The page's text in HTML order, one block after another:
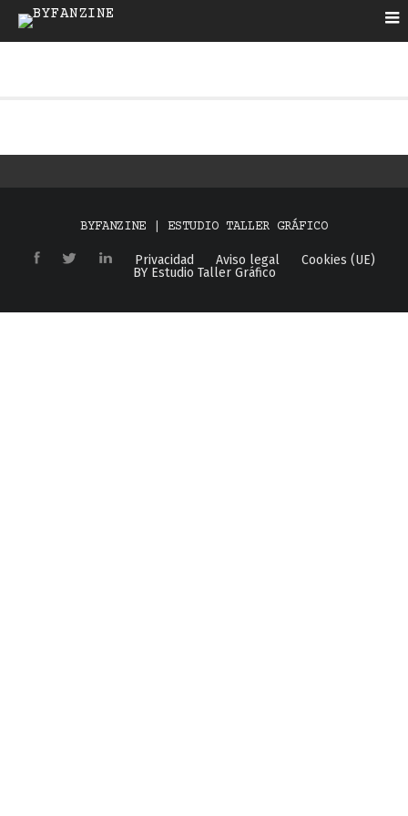
BYFANZINE | ESTUDIO TALLER GRÁFICO
Privacidad Aviso legal
Cookies (UE)
BY Estudio Taller Gráfico